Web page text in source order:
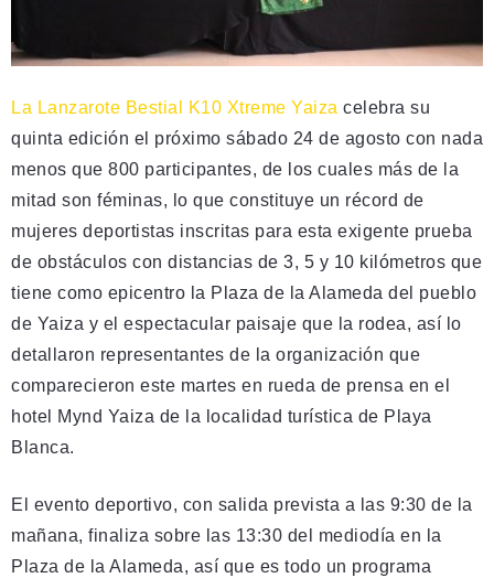
La Lanzarote Bestial K10 Xtreme Yaiza celebra su
quinta edición el próximo sábado 24 de agosto con nada
menos que 800 participantes, de los cuales más de la
mitad son féminas, lo que constituye un récord de
mujeres deportistas inscritas para esta exigente prueba
de obstáculos con distancias de 3, 5 y 10 kilómetros que
tiene como epicentro la Plaza de la Alameda del pueblo
de Yaiza y el espectacular paisaje que la rodea, así lo
detallaron representantes de la organización que
comparecieron este martes en rueda de prensa en el
hotel Mynd Yaiza de la localidad turística de Playa
Blanca.
El evento deportivo, con salida prevista a las 9:30 de la
mañana, finaliza sobre las 13:30 del mediodía en la
Plaza de la Alameda, así que es todo un programa